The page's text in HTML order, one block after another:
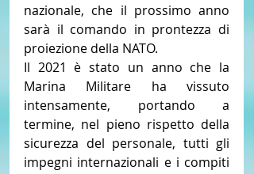
nazionale, che il prossimo anno
sarà il comando in prontezza di
proiezione della NATO.
Il 2021 è stato un anno che la
Marina Militare ha vissuto
intensamente, portando a
termine, nel pieno rispetto della
sicurezza del personale, tutti gli
impegni internazionali e i compiti